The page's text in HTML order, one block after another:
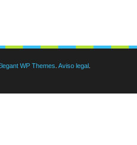
WP Themes Aviso legal